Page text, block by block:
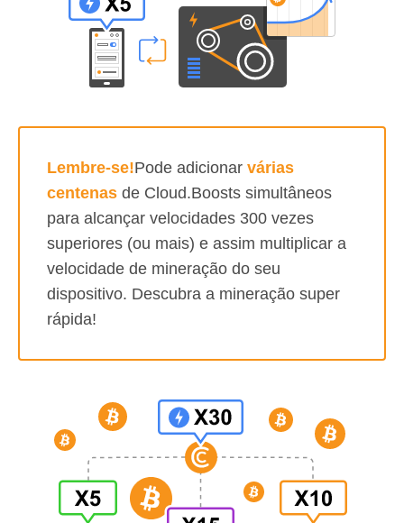
Lembre-se!Pode adicionar várias
centenas de Cloud.Boosts simultâneos
para alcançar velocidades 300 vezes
superiores (ou mais) e assim multiplicar a
velocidade de mineração do seu
dispositivo. Descubra a mineração super
rápida!